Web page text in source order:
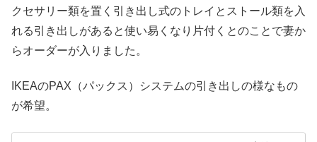
クセサリー類を置く引き出し式のトレイとストール類を入
れる引き出しがあると使い易くなり片付くとのことで妻か
らオーダーが入りました。
IKEAのPAX（パックス）システムの引き出しの様なもの
が希望。